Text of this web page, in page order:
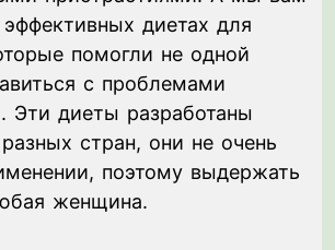
диетах для
помогли не одной
с проблемами
Эти диеты разработаны
стран, они не очень
поэтому выдержать
женщина.